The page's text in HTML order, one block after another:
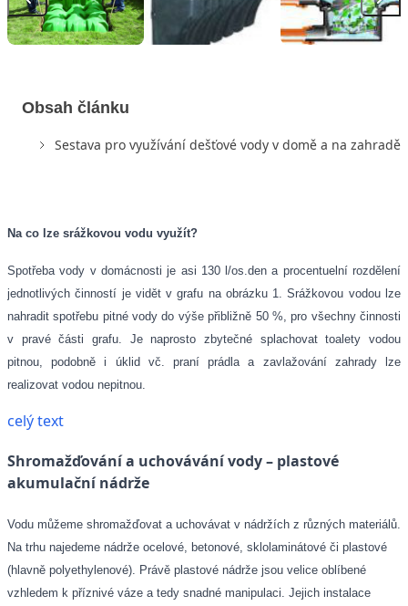
Obsah článku
Sestava pro využívání dešťové vody v domě a na zahradě
Na co lze srážkovou vodu využít?
Spotřeba vody v domácnosti je asi 130 l/os.den a procentuelní rozdělení
jednotlivých činností je vidět v grafu na obrázku 1. Srážkovou vodou lze
nahradit spotřebu pitné vody do výše přibližně 50 %, pro všechny činnosti
v pravé části grafu. Je naprosto zbytečné splachovat toalety vodou
pitnou, podobně i úklid vč. praní prádla a zavlažování zahrady lze
realizovat vodou nepitnou.
celý text
Shromažďování a uchovávání vody – plastové
akumulační nádrže
Vodu můžeme shromažďovat a uchovávat v nádržích z různých materiálů.
Na trhu najedeme nádrže ocelové, betonové, sklolaminátové či plastové
(hlavně polyethylenové). Právě plastové nádrže jsou velice oblíbené
vzhledem k příznivé váze a tedy snadné manipulaci. Jejich instalace